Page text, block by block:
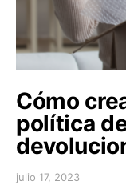
Cómo
política
julio 17, 2023